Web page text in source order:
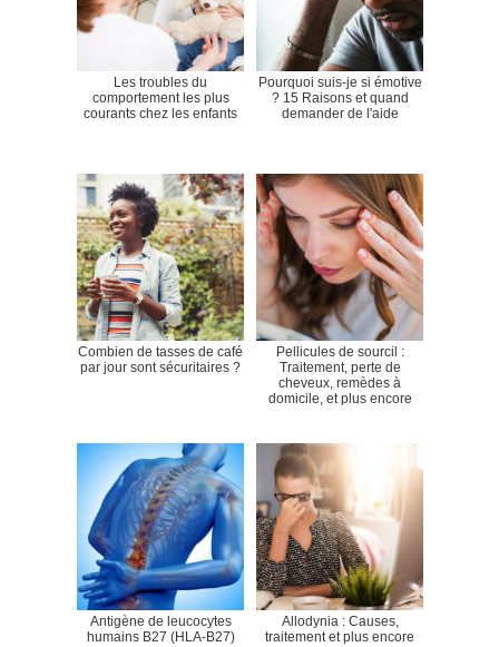
Les troubles du
comportement les plus
courants chez les enfants
Pourquoi suis-je si émotive
? 15 Raisons et quand
demander de l'aide
Combien de tasses de café
par jour sont sécuritaires ?
Pellicules de sourcil :
Traitement, perte de
cheveux, remèdes à
domicile, et plus encore
Antigène de leucocytes
humains B27 (HLA-B27)
Allodynia : Causes,
traitement et plus encore